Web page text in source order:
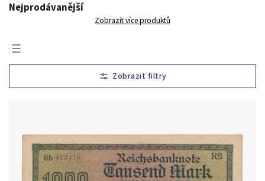
Nejprodávanější
Zobrazit více produktů
Nejlevnější
Nejdražší
Chronologicky